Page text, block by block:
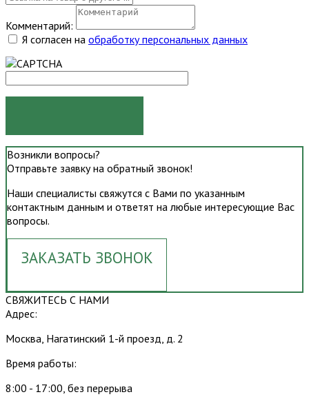
Комментарий:
Я согласен на обработку персональных данных
Возникли вопросы?
Отправьте заявку на обратный звонок!
Наши специалисты свяжутся с Вами по указанным
контактным данным и ответят на любые интересующие Вас
вопросы.
ЗАКАЗАТЬ ЗВОНОК
СВЯЖИТЕСЬ С НАМИ
Адрес:
Москва, Нагатинский 1-й проезд, д. 2
Время работы:
8:00 - 17:00, без перерыва